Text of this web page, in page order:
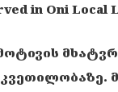
in Oni Local